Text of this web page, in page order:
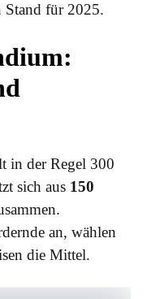
Stand für 2025.
in der Regel 300
sich aus 150
an, wählen
die Mittel.